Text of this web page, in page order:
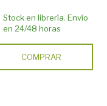
Stock en librería. Envío
en 24/48 horas
COMPRAR